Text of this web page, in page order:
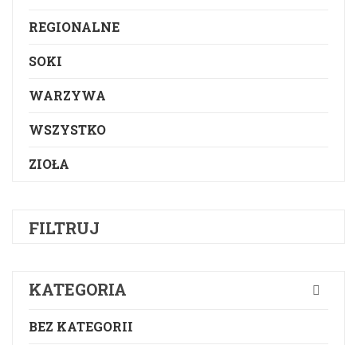
REGIONALNE
SOKI
WARZYWA
WSZYSTKO
ZIOŁA
FILTRUJ
KATEGORIA
BEZ KATEGORII